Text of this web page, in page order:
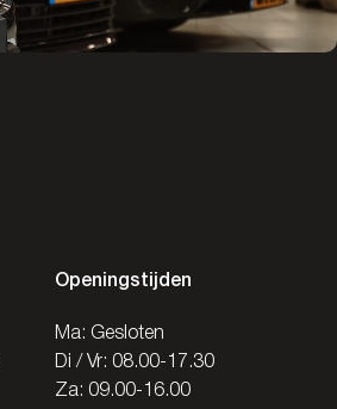
Openingstijden
Ma: Gesloten
Di / Vr: 08.00-17.30
Za: 09.00-16.00